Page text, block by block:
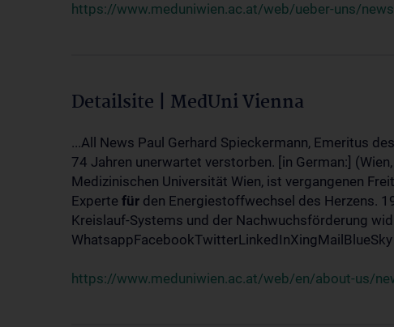
https://www.meduniwien.ac.at/web/ueber-uns/
Detailsite | MedUni Vienna
...All News Paul Gerhard Spieckermann, Emeritus
74 Jahren unerwartet verstorben. [in German:]
Medizinischen Universität Wien, ist vergangenen
Experte für den Energiestoffwechsel des Herzens.
Kreislauf-Systems und der Nachwuchsförderung
WhatsappFacebookTwitterLinkedInXingMailBlueSky
https://www.meduniwien.ac.at/web/en/about-us/